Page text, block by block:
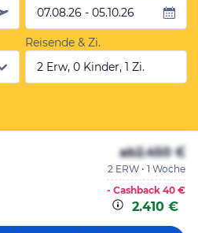
07.08.26 - 05.10.26
Reisende & Zi.
2 Erw, 0 Kinder, 1 Zi.
ab2.450 €
2 ERW • 1 Woche
- Cashback 40 €
2.410 €